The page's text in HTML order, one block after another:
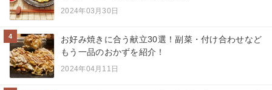
2024年03月30日
4
お好み焼きに合う献立30選！副菜・付け合わせなど
もう一品のおかずを紹介！
2024年04月11日